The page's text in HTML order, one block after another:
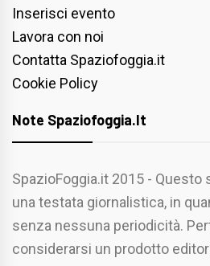
Inserisci evento
Lavora con noi
Contatta Spaziofoggia.it
Cookie Policy
Note Spaziofoggia.it
SpazioFoggia.it 2015 - Questo
una testata giornalistica, in
senza nessuna periodicità.
considerarsi un prodotto